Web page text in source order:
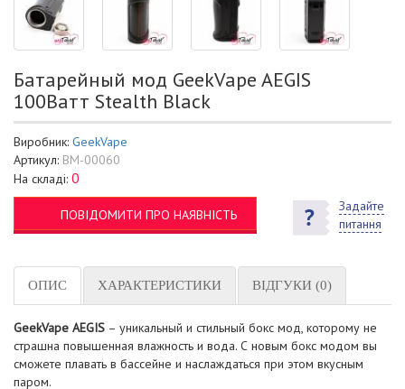
Батарейный мод GeekVape AEGIS
100Ватт Stealth Black
Виробник: GeekVape
Артикул: BM-00060
На складі: 0
ПОВІДОМИТИ ПРО НАЯВНІСТЬ
Задайте
питання
ОПИС ХАРАКТЕРИСТИКИ ВІДГУКИ (0)
GeekVape AEGIS – уникальный и стильный бокс мод, которому не
страшна повышенная влажность и вода. С новым бокс модом вы
сможете плавать в бассейне и наслаждаться при этом вкусным
паром.